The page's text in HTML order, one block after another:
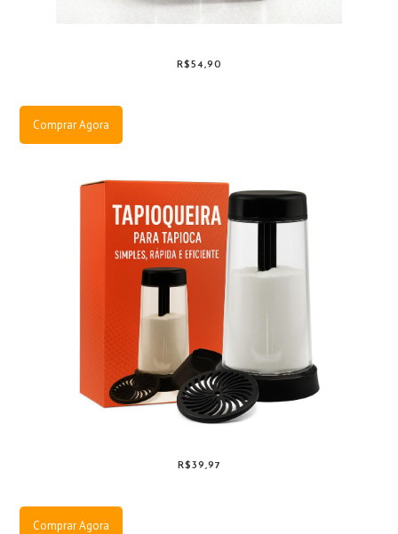
R$54,90
Comprar Agora
R$39,97
Comprar Agora